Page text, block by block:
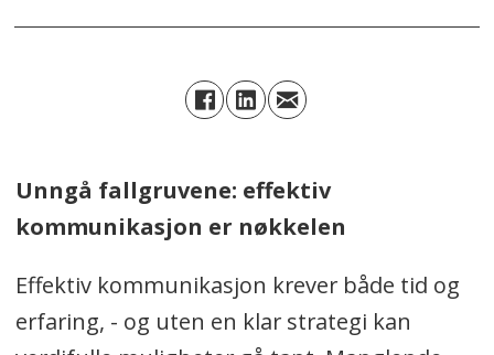
Unngå fallgruvene: effektiv
kommunikasjon er nøkkelen
Effektiv kommunikasjon krever både tid og
erfaring, - og uten en klar strategi kan